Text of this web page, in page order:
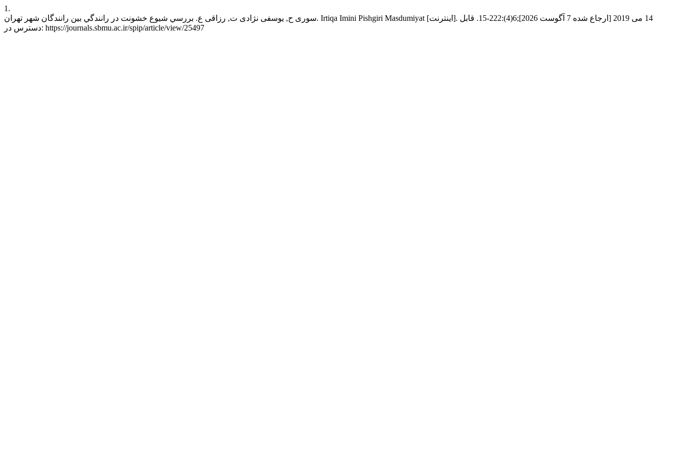
1.
سوری ح, یوسفی نژادی ت, رزاقی ع. بررسي شيوع خشونت در رانندگي بين رانندگان شهر تهران. Irtiqa Imini Pishgiri Masdumiyat [اینترنت]. 14 می 2019 [ارجاع شده 7 آگوست 2026];6(4):222-15. قابل
دسترس در: https://journals.sbmu.ac.ir/spip/article/view/25497